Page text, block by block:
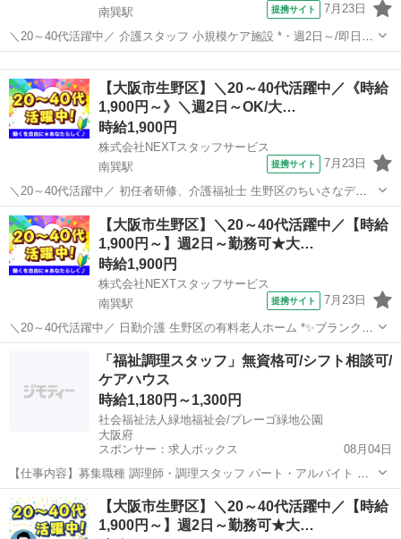
南巽駅
提携サイト 7月23日
＼20～40代活躍中／ 介護スタッフ 小規模ケア施設 *・週2日～/即日勤
務可/履歴書不要でスピーディーなお仕事探し* *・日勤、夜勤、曜日固
定など、ご希望に合わせて働けます* 業務内容 ‾‾‾‾‾‾‾‾‾‾‾‾‾ ...
【大阪市生野区】＼20～40代活躍中／《時給
1,900円～》＼週2日～OK/大…
時給1,900円
株式会社NEXTスタッフサービス
南巽駅
提携サイト 7月23日
＼20～40代活躍中／ 初任者研修、介護福祉士 生野区のちいさなデイ
ハウス */* *フォロー体制ばっちりの環境で働ける!* *人気の日勤ワーク
* *＼* ゆとりのある人員体制で、ブランクのある方や経験が少ない方
でも安...
大阪 大阪市 南巽駅 介護
【大阪市生野区】＼20～40代活躍中／【時給
1,900円～】週2日～勤務可★大…
時給1,900円
株式会社NEXTスタッフサービス
南巽駅
提携サイト 7月23日
＼20～40代活躍中／ 日勤介護 生野区の有料老人ホーム *✨ブランク
OK&子育て世代歓迎✨* *明るく清潔な施設で、笑顔あふれるお仕事♪*
*「おかえりなさい」と迎えてくれる温かい雰囲気の中で、一緒に働き
ませんか?* ...
南巽駅 介護
「福祉調理スタッフ」無資格可/シフト相談可/
ケアハウス
時給1,180円～1,300円
社会福祉法人緑地福祉会/プレーゴ緑地公園
大阪府
スポンサー：求人ボックス
08月04日
【仕事内容】募集職種 調理師・調理スタッフ パート・アルバイト 仕
事内容 調理、清掃・整頓 給与・手当 <給与> 時給1,180〜1,300円 <給
与の備考> その他 扶養控除内勤務可 <手当> 交通費支給:実費(上限あ
り) 交通...
アルバイト・パート
【大阪市生野区】＼20～40代活躍中／【時給
1,900円～】週2日～勤務可★大…